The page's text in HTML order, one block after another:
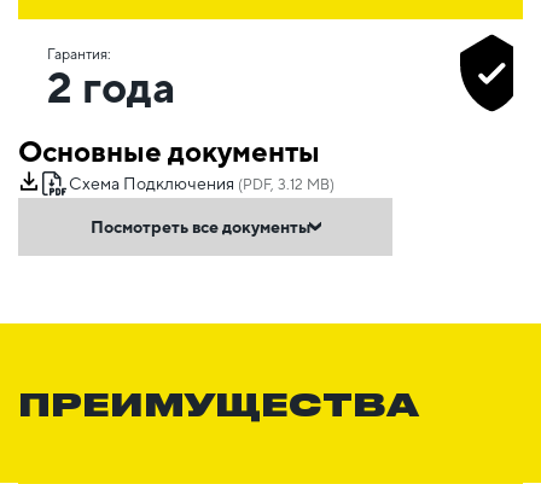
Гарантия:
2 года
Основные документы
Схема Подключения (PDF, 3.12 MB)
Посмотреть все документы
ПРЕИМУЩЕСТВА